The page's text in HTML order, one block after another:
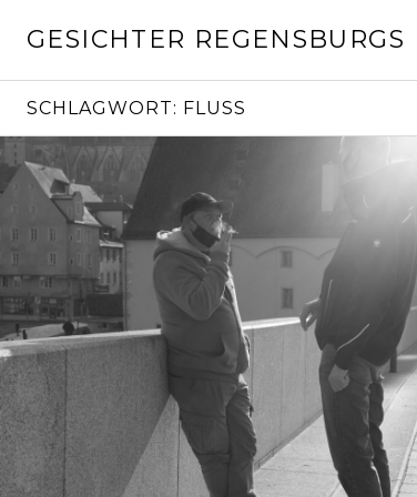
zumGESICHTER REGENSBURGS
SCHLAGWORT: FLUSS